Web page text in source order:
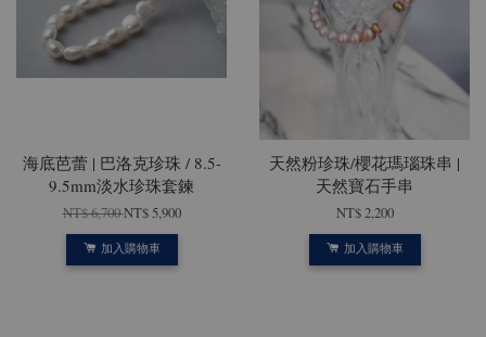
海底芭蕾 | 巴洛克珍珠 / 8.5-
9.5mm淡水珍珠套鍊
NT$ 6,700NT$ 5,900
加入購物車
天然粉珍珠/櫻花瑪瑙珠串 |
天然寶石手串
NT$ 2,200
加入購物車